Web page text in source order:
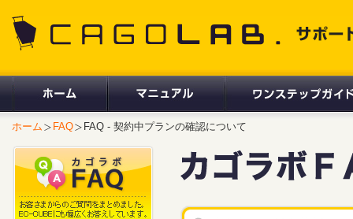
ホーム FAQ FAQ - 契約中プランの確認について